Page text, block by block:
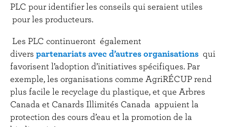
PLC pour identifier les conseils qui seraient utiles
pour les producteurs.
Les PLC continueront également
divers partenariats avec d’autres organisations qui
favorisent l’adoption d’initiatives spécifiques. Par
exemple, les organisations comme AgriRÉCUP rend
plus facile le recyclage du plastique, et que Arbres
Canada et Canards Illimités Canada appuient la
protection des cours d’eau et la promotion de la